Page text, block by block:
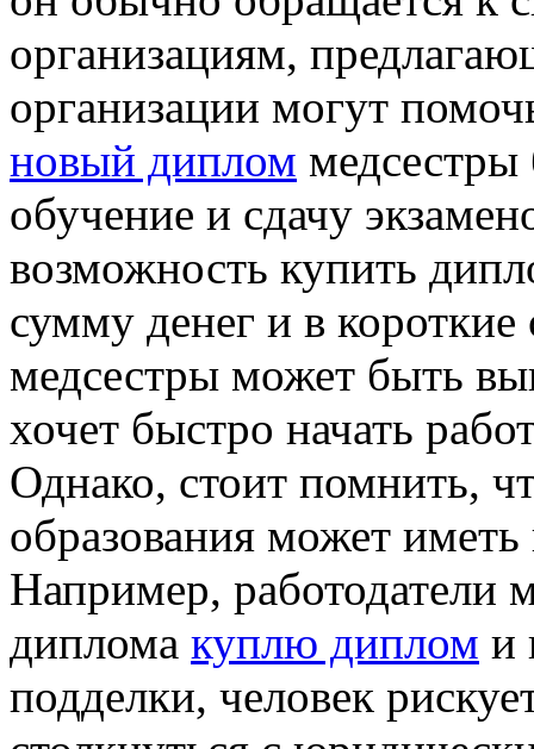
организациям,
организации могут
новый диплом медсестры
обучение и сдачу
возможность купить
сумму денег и в
медсестры может быть
хочет быстро начать
Однако, стоит помнить,
образования может
Например, работодатели
диплома куплю диплом и
подделки, человек